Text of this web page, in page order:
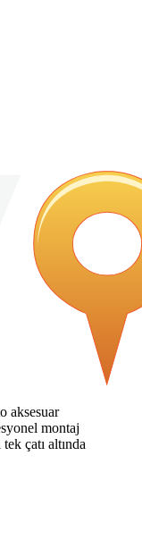
aksesuar
montaj
çatı altında